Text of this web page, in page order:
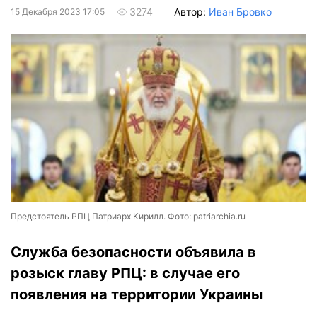
15 Декабря 2023 17:05 3274 Автор: Иван Бровко
Предстоятель РПЦ Патриарх Кирилл. Фото: patriarchia.ru
Служба безопасности объявила в
розыск главу РПЦ: в случае его
появления на территории Украины